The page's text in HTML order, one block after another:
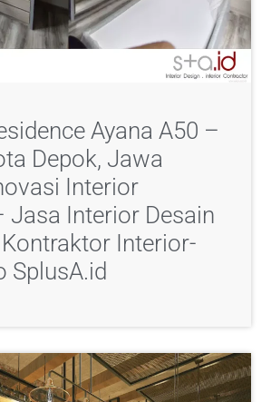
Ayana A50 –
Depok, Jawa
Interior
Jasa Interior Desain
Interior-
SplusA.id